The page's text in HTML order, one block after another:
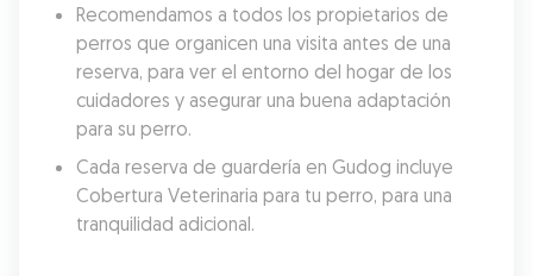
Recomendamos a todos los propietarios de
perros que organicen una visita antes de una
reserva, para ver el entorno del hogar de los
cuidadores y asegurar una buena adaptación
para su perro.
Cada reserva de guardería en Gudog incluye
Cobertura Veterinaria para tu perro, para una
tranquilidad adicional.